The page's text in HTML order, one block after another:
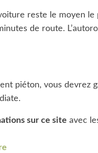
reste le moyen
de route.
piéton, vous devrez
sur ce site avec